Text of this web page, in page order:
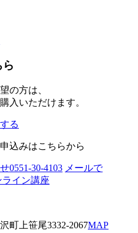
の方は、
入いただけます。
る
込みはこちらから
0551-30-4103 メールで
ライン講座
町上笹尾3332-2067MAP